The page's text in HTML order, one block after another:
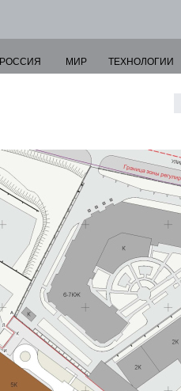
РОССИЯ МИР ТЕХНОЛОГИИ